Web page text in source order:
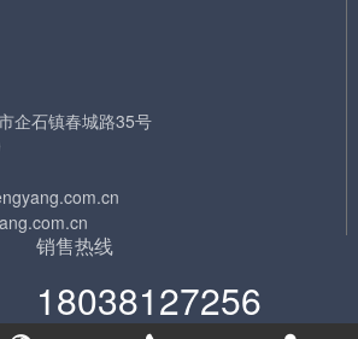
企石镇春城路35号
销售热线
18038127256